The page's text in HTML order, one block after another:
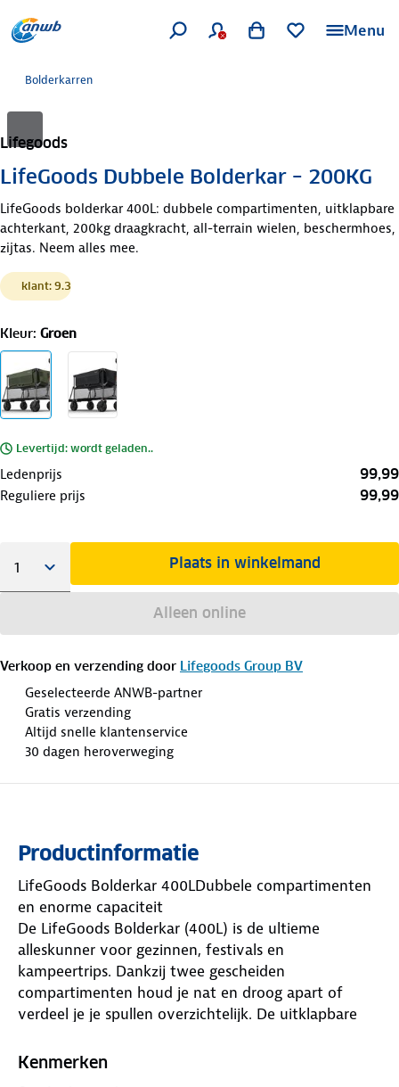
Menu
Bolderkarren
Lifegoods
LifeGoods Dubbele Bolderkar – 200KG
LifeGoods bolderkar 400L: dubbele compartimenten, uitklapbare
achterkant, 200kg draagkracht, all-terrain wielen, beschermhoes,
zijtas. Neem alles mee.
klant: 9.3
Kleur: Groen
Levertijd: wordt geladen..
Ledenprijs 99,99
Reguliere prijs 99,99
Plaats in winkelmand
Alleen online
Verkoop en verzending door Lifegoods Group BV
Geselecteerde ANWB-partner
Gratis verzending
Altijd snelle klantenservice
30 dagen heroverweging
Productinformatie
LifeGoods Bolderkar 400LDubbele compartimenten
en enorme capaciteit
De LifeGoods Bolderkar (400L) is de ultieme
alleskunner voor gezinnen, festivals en
kampeertrips. Dankzij twee gescheiden
compartimenten houd je nat en droog apart of
verdeel je je spullen overzichtelijk. De uitklapbare
eenvoudig en de draagkracht van 200kg staat
Kenmerken